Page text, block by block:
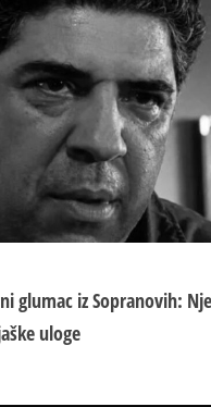
glumac iz Sopranovih:
uloge